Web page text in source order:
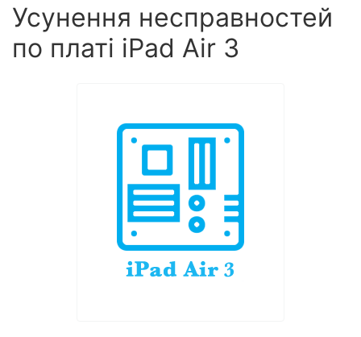
Усунення несправностей
по платі iPad Air 3